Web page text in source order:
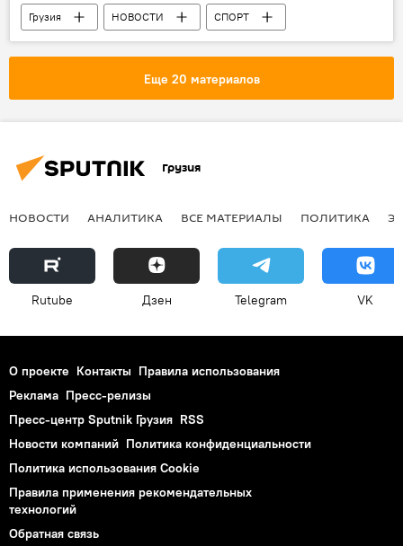
Грузия НОВОСТИ
СПОРТ
Футбол
Хвича Кварацхелия
Леван Кобиашвили
Опрос
Опрос Sputnik Грузия
Опрос на сайте
Еще 20 материалов
Грузия
НОВОСТИ АНАЛИТИКА ВСЕ МАТЕРИАЛЫ ПОЛИТИКА
Rutube Дзен Telegram VK
О проекте Контакты Правила использования
Реклама Пресс-релизы
Пресс-центр Sputnik Грузия RSS
Новости компаний Политика конфиденциальности
Политика использования Cookie
Правила применения рекомендательных
технологий
Обратная связь